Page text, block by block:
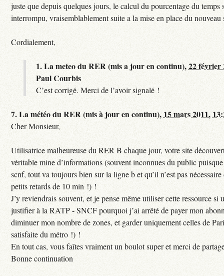
juste que depuis quelques jours, le calcul du pourcentage du temps
interrompu, vraisemblablement suite a la mise en place du
Cordialement,
1.La meteo du RER (mis a jour en continu),22 février
Paul Courbis
C’est corrigé. Merci de l’avoir signalé !
7.La météo du RER (mis à jour en continu), 15 mars 2011,
Cher Monsieur,
Utilisatrice malheureuse du RER B chaque jour, votre site
véritable mine d’informations (souvent inconnues du public
scnf, tout va toujours bien sur la ligne b et qu’il n’est pas
petits retards de 10 min !) !
J’y reviendrais souvent, et je pense même utiliser cette ressource si
justifier à la RATP - SNCF pourquoi j’ai arrêté de payer mon
diminuer mon nombre de zones, et garder uniquement celles de
satisfaite du métro !) !
En tout cas, vous faîtes vraiment un boulot super et merci de
Bonne continuation